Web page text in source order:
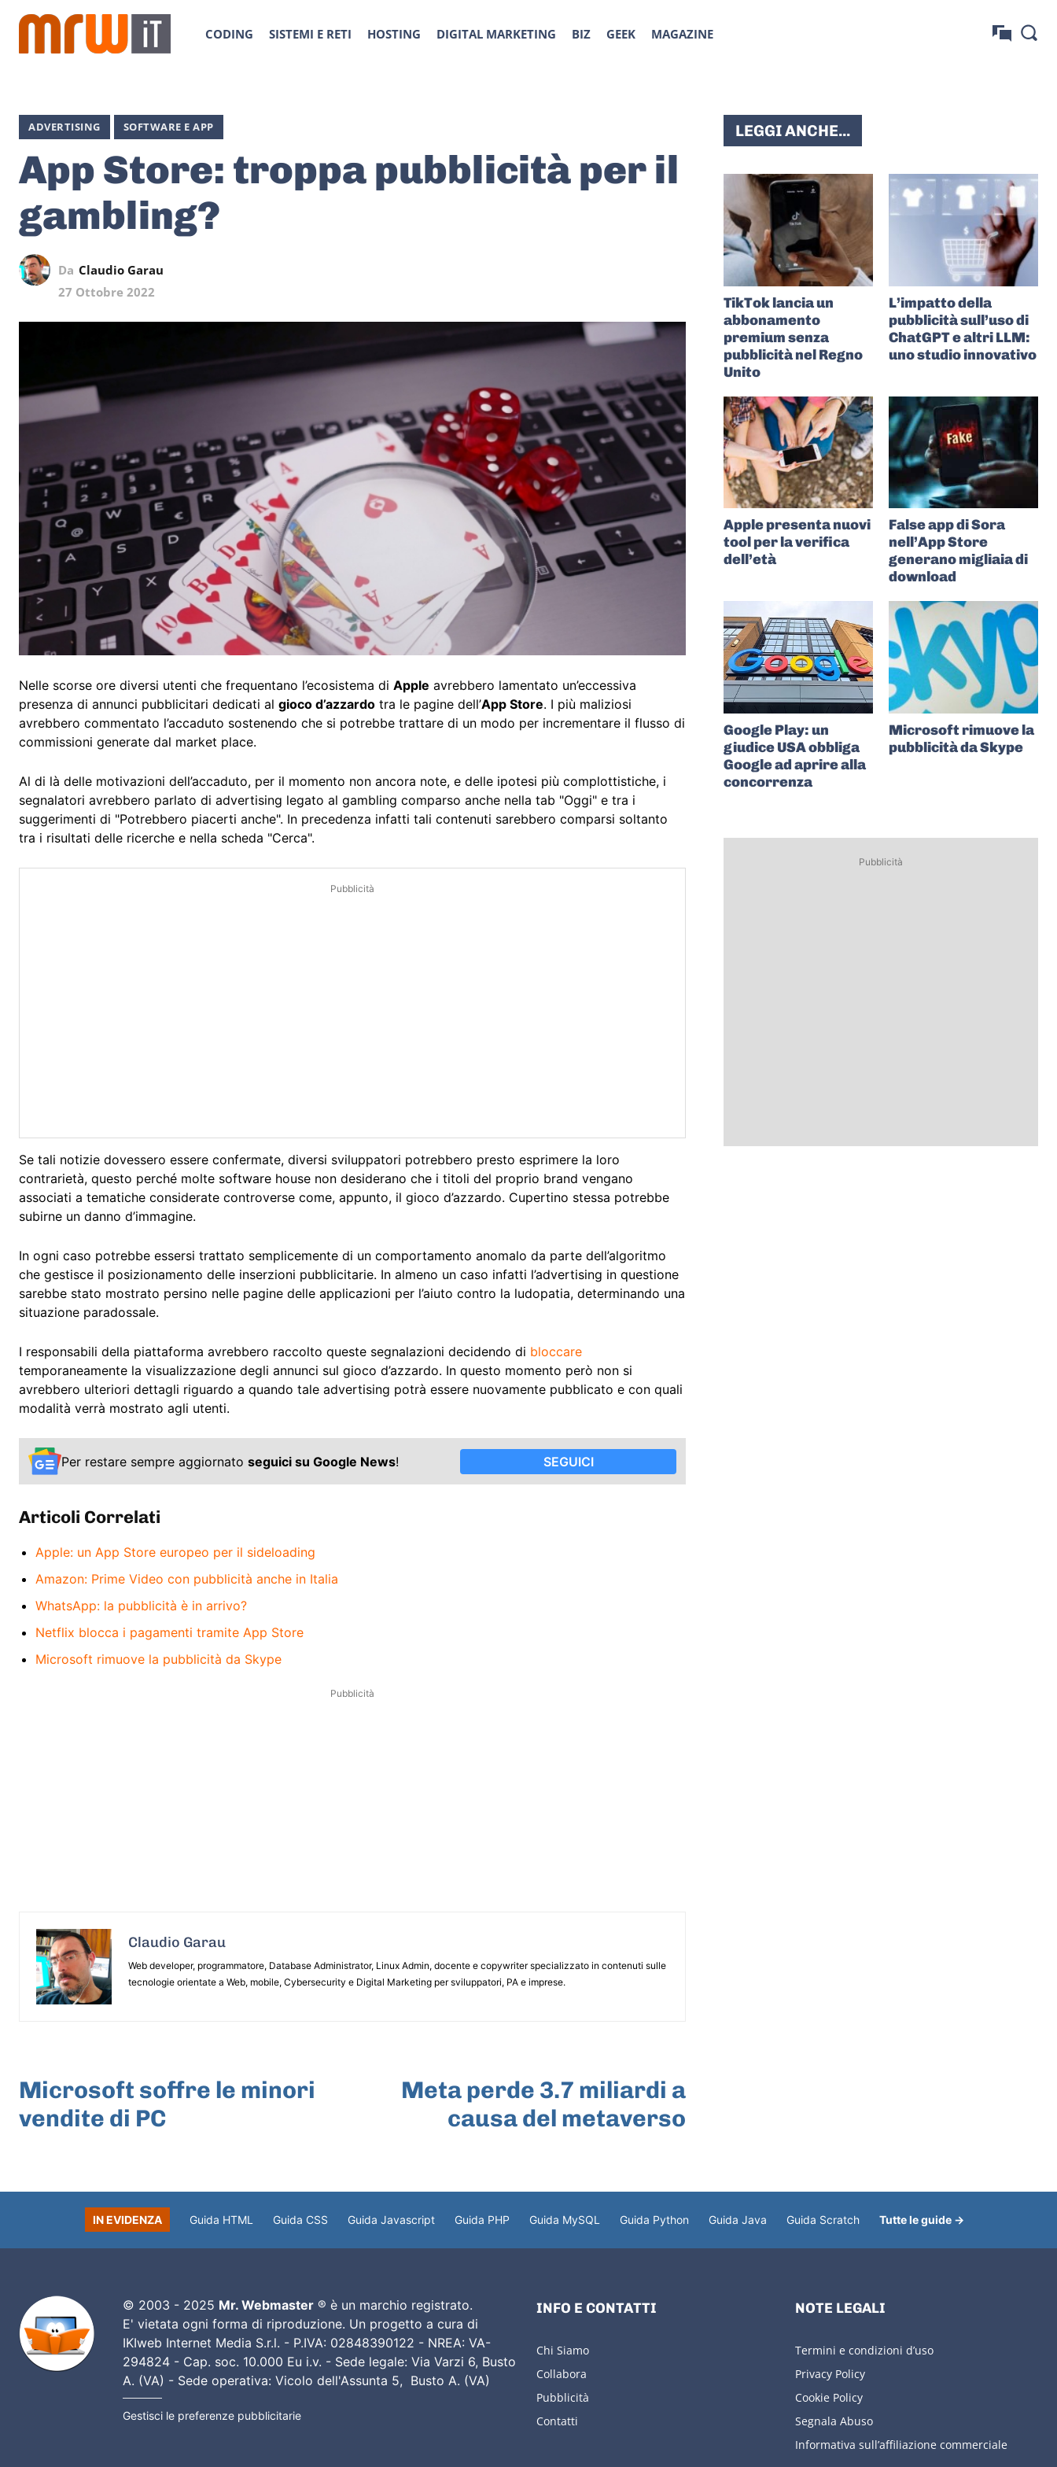
CODING SISTEMI E RETI HOSTING DIGITAL MARKETING BIZ GEEK MAGAZINE
ADVERTISING SOFTWARE E APP
App Store: troppa pubblicità per il
gambling?
Da Claudio Garau
27 Ottobre 2022
Nelle scorse ore diversi utenti che frequentano l’ecosistema di Apple avrebbero lamentato un’eccessiva
presenza di annunci pubblicitari dedicati al gioco d’azzardo tra le pagine dell’App Store. I più maliziosi
avrebbero commentato l’accaduto sostenendo che si potrebbe trattare di un modo per incrementare il flusso di
commissioni generate dal market place.
Al di là delle motivazioni dell’accaduto, per il momento non ancora note, e delle ipotesi più complottistiche, i
segnalatori avrebbero parlato di advertising legato al gambling comparso anche nella tab "Oggi" e tra i
suggerimenti di "Potrebbero piacerti anche". In precedenza infatti tali contenuti sarebbero comparsi soltanto
tra i risultati delle ricerche e nella scheda "Cerca".
Pubblicità
Se tali notizie dovessero essere confermate, diversi sviluppatori potrebbero presto esprimere la loro
contrarietà, questo perché molte software house non desiderano che i titoli del proprio brand vengano
associati a tematiche considerate controverse come, appunto, il gioco d’azzardo. Cupertino stessa potrebbe
subirne un danno d’immagine.
In ogni caso potrebbe essersi trattato semplicemente di un comportamento anomalo da parte dell’algoritmo
che gestisce il posizionamento delle inserzioni pubblicitarie. In almeno un caso infatti l’advertising in questione
sarebbe stato mostrato persino nelle pagine delle applicazioni per l’aiuto contro la ludopatia, determinando una
situazione paradossale.
I responsabili della piattaforma avrebbero raccolto queste segnalazioni decidendo di bloccare
temporaneamente la visualizzazione degli annunci sul gioco d’azzardo. In questo momento però non si
avrebbero ulteriori dettagli riguardo a quando tale advertising potrà essere nuovamente pubblicato e con quali
modalità verrà mostrato agli utenti.
Per restare sempre aggiornato seguici su Google News! SEGUICI
Articoli Correlati
Apple: un App Store europeo per il sideloading
Amazon: Prime Video con pubblicità anche in Italia
WhatsApp: la pubblicità è in arrivo?
Netflix blocca i pagamenti tramite App Store
Microsoft rimuove la pubblicità da Skype
Pubblicità
Claudio Garau
Web developer, programmatore, Database Administrator, Linux Admin, docente e copywriter specializzato in contenuti sulle
tecnologie orientate a Web, mobile, Cybersecurity e Digital Marketing per sviluppatori, PA e imprese.
Microsoft soffre le minori
vendite di PC
Meta perde 3.7 miliardi a
causa del metaverso
LEGGI ANCHE...
TikTok lancia un
abbonamento
premium senza
pubblicità nel Regno
Unito
L’impatto della
pubblicità sull’uso di
ChatGPT e altri LLM:
uno studio innovativo
Apple presenta nuovi
tool per la verifica
dell’età
False app di Sora
nell’App Store
generano migliaia di
download
Google Play: un
giudice USA obbliga
Google ad aprire alla
concorrenza
Microsoft rimuove la
pubblicità da Skype
Pubblicità
IN EVIDENZA Guida HTML Guida CSS Guida Javascript Guida PHP Guida MySQL Guida Python Guida Java Guida Scratch Tutte le guide →
© 2003 - 2025 Mr. Webmaster® è un marchio registrato.
E' vietata ogni forma di riproduzione. Un progetto a cura di
IKIweb Internet Media S.r.l. - P.IVA: 02848390122 - NREA: VA-
294824 - Cap. soc. 10.000 Eu i.v. - Sede legale: Via Varzi 6, Busto
A. (VA) - Sede operativa: Vicolo dell'Assunta 5, Busto A. (VA)
Gestisci le preferenze pubblicitarie
INFO E CONTATTI
Chi Siamo
Collabora
Pubblicità
Contatti
NOTE LEGALI
Termini e condizioni d’uso
Privacy Policy
Cookie Policy
Segnala Abuso
Informativa sull’affiliazione commerciale